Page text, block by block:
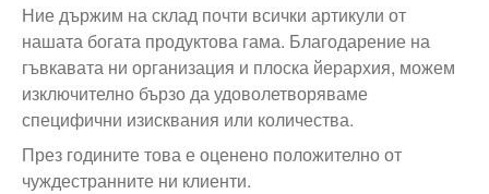
Ние държим на склад почти всички артикули от
нашата богата продуктова гама. Благодарение на
гъвкавата ни организация и плоска йерархия, можем
изключително бързо да удоволетворяваме
специфични изисквания или количества.
През годините това е оценено положително от
чуждестранните ни клиенти.